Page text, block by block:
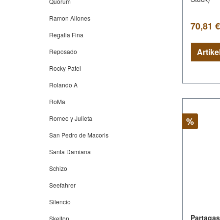
Ramon Allones
Regalia Fina
Reposado
Rocky Patel
Rolando A
RoMa
Romeo y Julieta
San Pedro de Macoris
Santa Damiana
Schizo
Seefahrer
Silencio
Skelton
70,81 €
Rabatt
%